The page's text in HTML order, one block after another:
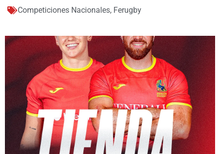
Competiciones Nacionales, Ferugby